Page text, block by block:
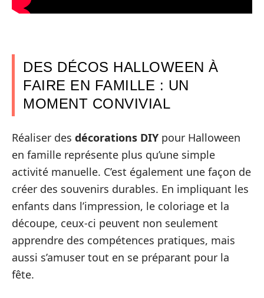
DES DÉCOS HALLOWEEN À
FAIRE EN FAMILLE : UN
MOMENT CONVIVIAL
Réaliser des décorations DIY pour Halloween
en famille représente plus qu’une simple
activité manuelle. C’est également une façon de
créer des souvenirs durables. En impliquant les
enfants dans l’impression, le coloriage et la
découpe, ceux-ci peuvent non seulement
apprendre des compétences pratiques, mais
aussi s’amuser tout en se préparant pour la
fête.